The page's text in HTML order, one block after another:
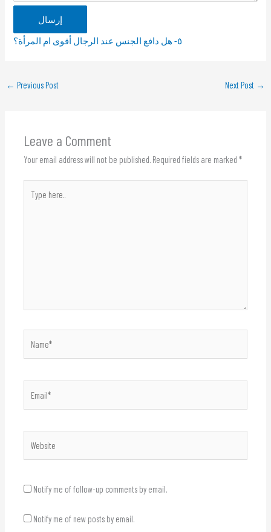
إرسال
٥- هل دافع الجنس عند الرجال أقوى ام المرأة؟
← Previous Post Next Post →
Leave a Comment
Your email address will not be published. Required fields are marked*
here..
Notify me of follow-up comments by email.
Notify me of new posts by email.